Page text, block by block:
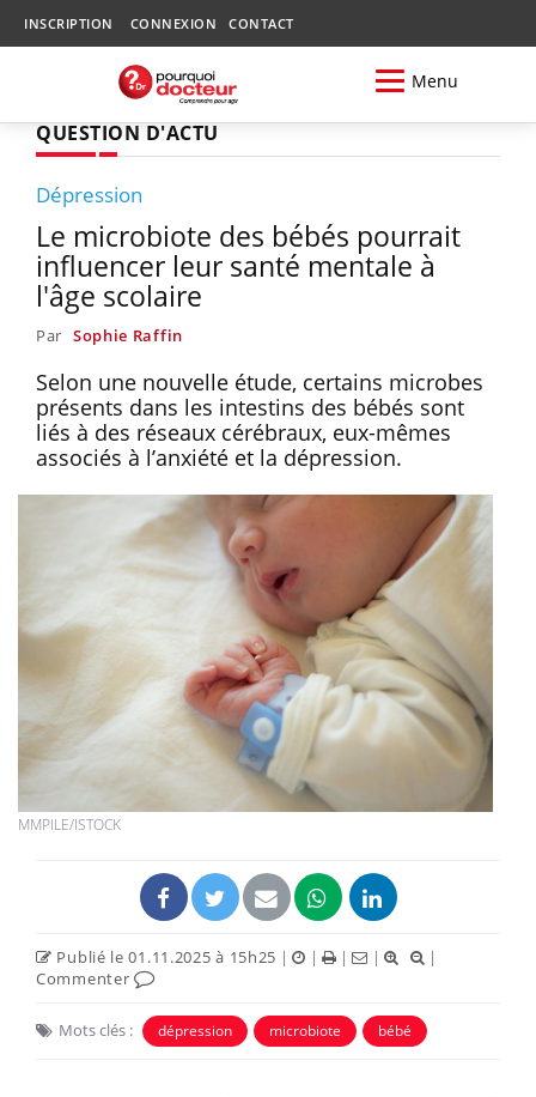
INSCRIPTION CONNEXION CONTACT
Menu
QUESTION D'ACTU
Dépression
Le microbiote des bébés pourrait
influencer leur santé mentale à
l'âge scolaire
Par Sophie Raffin
Selon une nouvelle étude, certains microbes
présents dans les intestins des bébés sont
liés à des réseaux cérébraux, eux-mêmes
associés à l’anxiété et la dépression.
MMPILE/ISTOCK
Publié le 01.11.2025 à 15h25 | | | |
|
Commenter
Mots clés : dépression microbiote bébé